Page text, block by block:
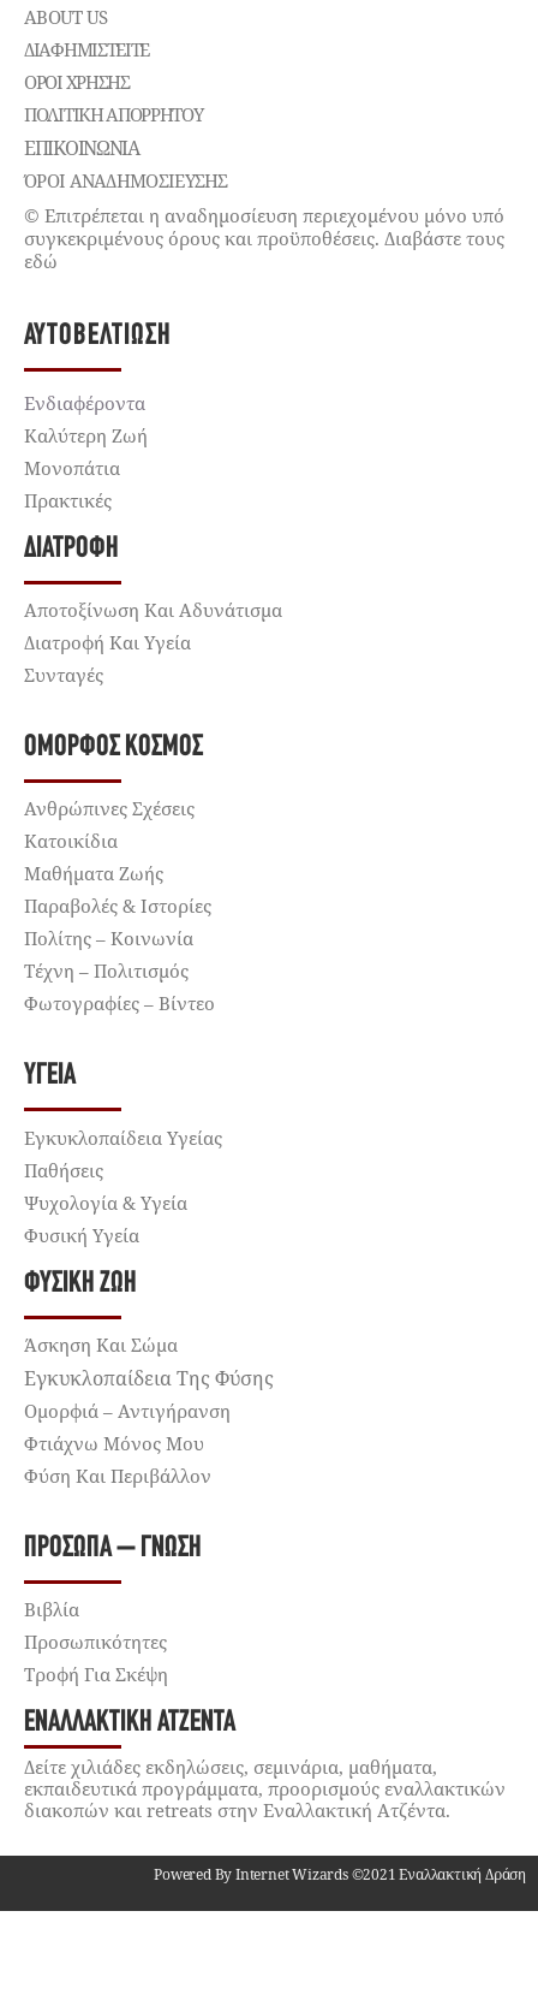
ABOUT US
ΔΙΑΦΗΜΙΣΤΕΊΤΕ
ΌΡΟΙ ΧΡΉΣΗΣ
ΠΟΛΙΤΙΚΉ ΑΠΟΡΡΉΤΟΥ
ΕΠΙΚΟΙΝΩΝΊΑ
ΌΡΟΙ ΑΝΑΔΗΜΟΣΙΕΥΣΗΣ
© Επιτρέπεται η αναδημοσίευση περιεχομένου μόνο υπό
συγκεκριμένους όρους και προϋποθέσεις. Διαβάστε τους
εδώ
ΑΥΤΟΒΕΛΤΊΩΣΗ
Ενδιαφέροντα
Καλύτερη Ζωή
Μονοπάτια
Πρακτικές
ΔΙΑΤΡΟΦΉ
Αποτοξίνωση Και Αδυνάτισμα
Διατροφή Και Υγεία
Συνταγές
ΌΜΟΡΦΟΣ ΚΌΣΜΟΣ
Ανθρώπινες Σχέσεις
Κατοικίδια
Μαθήματα Ζωής
Παραβολές & Ιστορίες
Πολίτης – Κοινωνία
Τέχνη – Πολιτισμός
Φωτογραφίες – Βίντεο
ΥΓΕΊΑ
Εγκυκλοπαίδεια Υγείας
Παθήσεις
Ψυχολογία & Υγεία
Φυσική Υγεία
ΦΥΣΙΚΉ ΖΩΉ
Άσκηση Και Σώμα
Εγκυκλοπαίδεια Της Φύσης
Ομορφιά – Αντιγήρανση
Φτιάχνω Μόνος Μου
Φύση Και Περιβάλλον
ΠΡΌΣΩΠΑ – ΓΝΏΣΗ
Βιβλία
Προσωπικότητες
Τροφή Για Σκέψη
ΕΝΑΛΛΑΚΤΙΚΉ ΑΤΖΈΝΤΑ
Δείτε χιλιάδες εκδηλώσεις, σεμινάρια, μαθήματα,
εκπαιδευτικά προγράμματα, προορισμούς εναλλακτικών
διακοπών και retreats στην Εναλλακτική Ατζέντα.
Powered By Internet Wizards ©2021 Εναλλακτική Δράση